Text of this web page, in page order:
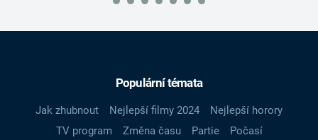
Populární témata
Jak zhubnout Nejlepší filmy 2024
Nejlepší horory
TV program
Změna času Partie
Počasí